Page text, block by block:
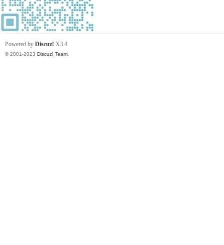
习
Powered by Discuz! X3.4
© 2001-2023 Discuz! Team